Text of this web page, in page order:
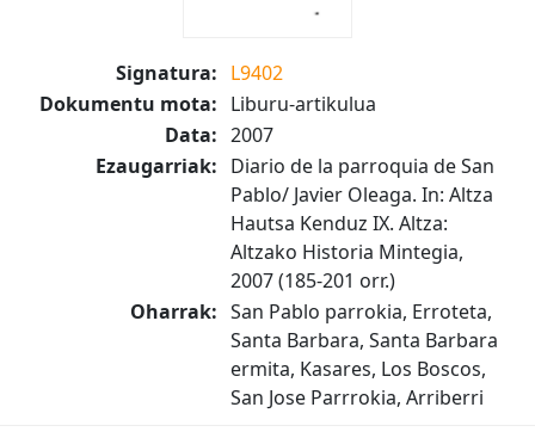
Signatura: L9402
Dokumentu mota: Liburu-artikulua
Data: 2007
Ezaugarriak: Diario de la parroquia de San
Pablo/ Javier Oleaga. In: Altza
Hautsa Kenduz IX. Altza:
Altzako Historia Mintegia,
2007 (185-201 orr.)
Oharrak: San Pablo parrokia, Erroteta,
Santa Barbara, Santa Barbara
ermita, Kasares, Los Boscos,
San Jose Parrrokia, Arriberri